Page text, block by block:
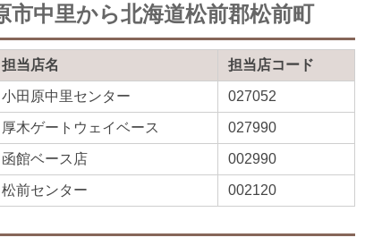
市中里から北海道松前郡松前町
担当店名 担当店コード
小田原中里センター 027052
厚木ゲートウェイベース 027990
函館ベース店 002990
松前センター 002120